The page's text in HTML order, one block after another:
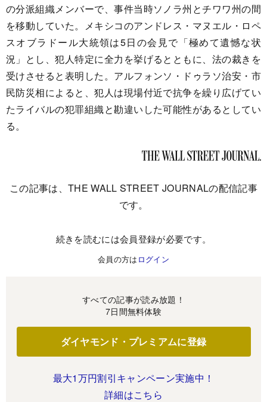
の分派組織メンバーで、事件当時ソノラ州とチワワ州の間
を移動していた。メキシコのアンドレス・マヌエル・ロペ
スオブラドール大統領は5日の会見で「極めて遺憾な状
況」とし、犯人特定に全力を挙げるとともに、法の裁きを
受けさせると表明した。アルフォンソ・ドゥラソ治安・市
民防災相によると、犯人は現場付近で抗争を繰り広げてい
たライバルの犯罪組織と勘違いした可能性があるとしてい
る。
この記事は、THE WALL STREET JOURNALの配信記事
です。
続きを読むには会員登録が必要です。
会員の方は ログイン
すべての記事が読み放題！
7日間無料体験
ダイヤモンド・プレミアムに登録
最大1万円割引キャンペーン実施中！
詳細はこちら